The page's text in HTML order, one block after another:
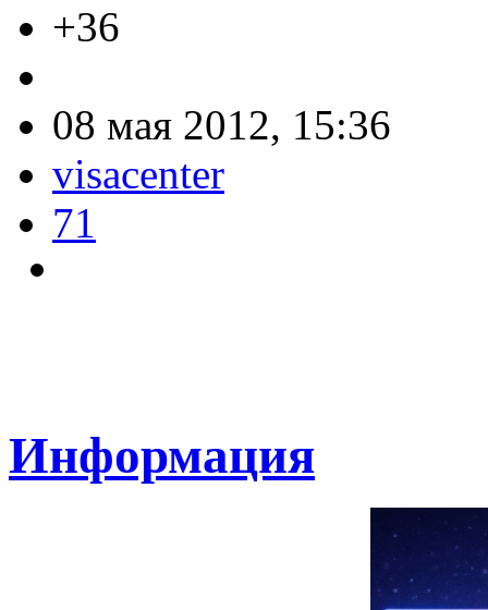
+36
08 мая 2012, 15:36
visacenter
71
Информация